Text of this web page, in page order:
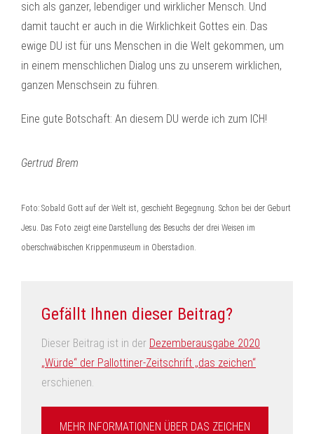
sich als ganzer, lebendiger und wirklicher Mensch. Und
damit taucht er auch in die Wirklichkeit Gottes ein. Das
ewige DU ist für uns Menschen in die Welt gekommen, um
in einem menschlichen Dialog uns zu unserem wirklichen,
ganzen Menschsein zu führen.
Eine gute Botschaft: An diesem DU werde ich zum ICH!
Gertrud Brem
Foto: Sobald Gott auf der Welt ist, geschieht Begegnung. Schon bei der Geburt
Jesu. Das Foto zeigt eine Darstellung des Besuchs der drei Weisen im
oberschwäbischen Krippenmuseum in Oberstadion.
Gefällt Ihnen dieser Beitrag?
Dieser Beitrag ist in der Dezemberausgabe 2020
„Würde“ der Pallottiner-Zeitschrift „das zeichen“
erschienen.
MEHR INFORMATIONEN ÜBER DAS ZEICHEN